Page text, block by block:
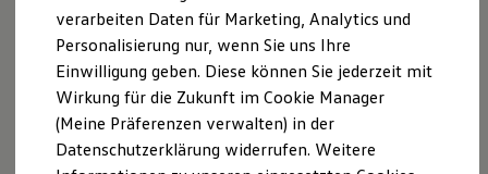
Umbaulösungen und Hersteller finden
Auf- und Umbauten entdecken & konfigurieren
Groß- und Sonderkunden
Großkunden
Kommunen & Behörden
Journalisten
Sportvereine
Branchenlösungen
verarbeiten Daten für Marketing, Analytics und
Personalisierung nur, wenn Sie uns Ihre
Einwilligung geben. Diese können Sie jederzeit mit
Wirkung für die Zukunft im Cookie Manager
(Meine Präferenzen verwalten) in der
Datenschutzerklärung widerrufen. Weitere